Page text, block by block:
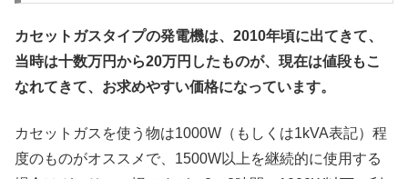
カセットガスタイプの発電機は、2010年頃に出てきて、
当時は十数万円から20万円したものが、現在は値段もこ
なれてきて、お求めやすい価格になっています。
カセットガスを使う物は1000W（もしくは1kVA表記）程
度のものがオススメで、1500W以上を継続的に使用する